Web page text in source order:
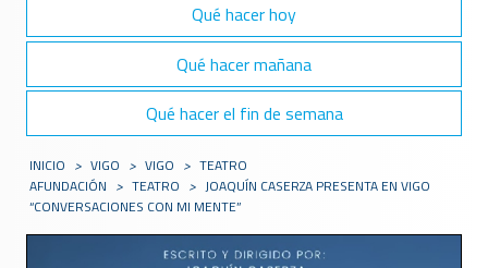
Qué hacer hoy
Qué hacer mañana
Qué hacer el fin de semana
INICIO > VIGO > VIGO > TEATRO
AFUNDACIÓN > TEATRO > JOAQUÍN CASERZA PRESENTA EN VIGO
“CONVERSACIONES CON MI MENTE”